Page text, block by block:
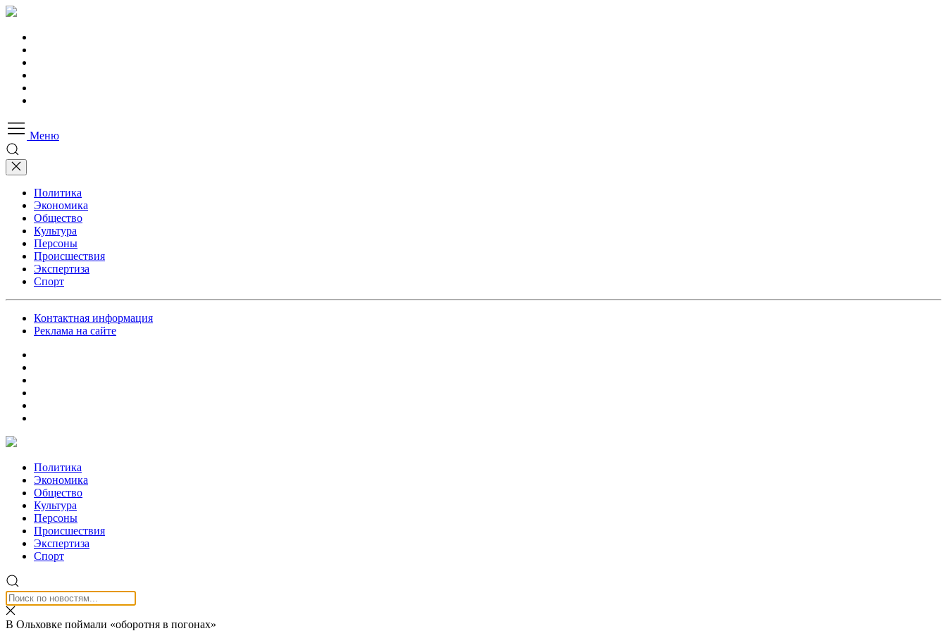
Меню
Политика
Экономика
Общество
Культура
Персоны
Происшествия
Экспертиза
Спорт
Контактная информация
Реклама на сайте
Политика
Экономика
Общество
Культура
Персоны
Происшествия
Экспертиза
Спорт
В Ольховке поймали «оборотня в погонах»